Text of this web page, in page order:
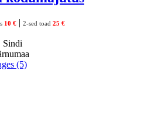
10 € | 2-sed toad 25 €
Sindi
(5)